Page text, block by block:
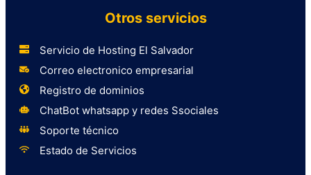
Otros servicios
Servicio de Hosting El Salvador
Correo electronico empresarial
Registro de dominios
ChatBot whatsapp y redes Ssociales
Soporte técnico
Estado de Servicios